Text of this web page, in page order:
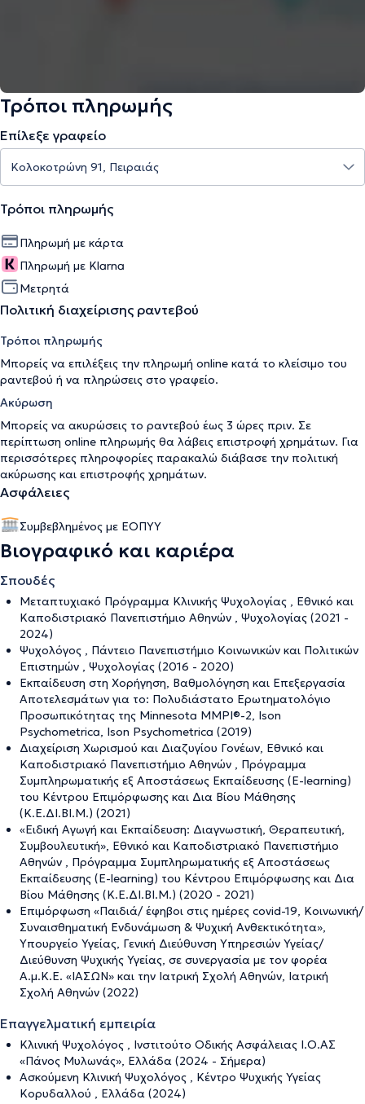
Τρόποι πληρωμής
Επίλεξε γραφείο
Τρόποι πληρωμής
Πληρωμή με κάρτα
Πληρωμή με Klarna
Μετρητά
Πολιτική διαχείρισης ραντεβού
Τρόποι πληρωμής
Μπορείς να επιλέξεις την πληρωμή online κατά το κλείσιμο του
ραντεβού ή να πληρώσεις στο γραφείο.
Ακύρωση
Μπορείς να ακυρώσεις το ραντεβού έως 3 ώρες πριν. Σε
περίπτωση online πληρωμής θα λάβεις επιστροφή χρημάτων. Για
περισσότερες πληροφορίες παρακαλώ διάβασε την πολιτική
ακύρωσης και επιστροφής χρημάτων.
Ασφάλειες
Συμβεβλημένος με ΕΟΠΥΥ
Βιογραφικό και καριέρα
Σπουδές
Μεταπτυχιακό Πρόγραμμα Κλινικής Ψυχολογίας , Εθνικό και
Καποδιστριακό Πανεπιστήμιο Αθηνών , Ψυχολογίας (2021 -
2024)
Ψυχολόγος , Πάντειο Πανεπιστήμιο Κοινωνικών και Πολιτικών
Επιστημών , Ψυχολογίας (2016 - 2020)
Εκπαίδευση στη Χορήγηση, Βαθμολόγηση και Επεξεργασία
Αποτελεσμάτων για το: Πολυδιάστατο Ερωτηματολόγιο
Προσωπικότητας της Minnesota MMPI®-2, Ison
Psychometrica, Ison Psychometrica (2019)
Διαχείριση Χωρισμού και Διαζυγίου Γονέων, Εθνικό και
Καποδιστριακό Πανεπιστήμιο Αθηνών , Πρόγραμμα
Συμπληρωματικής εξ Αποστάσεως Εκπαίδευσης (E-learning)
του Κέντρου Επιμόρφωσης και Δια Βίου Μάθησης
(Κ.Ε.ΔΙ.ΒΙ.Μ.) (2021)
«Ειδική Αγωγή και Εκπαίδευση: Διαγνωστική, Θεραπευτική,
Συμβουλευτική», Εθνικό και Καποδιστριακό Πανεπιστήμιο
Αθηνών , Πρόγραμμα Συμπληρωματικής εξ Αποστάσεως
Εκπαίδευσης (E-learning) του Κέντρου Επιμόρφωσης και Δια
Βίου Μάθησης (Κ.Ε.ΔΙ.ΒΙ.Μ.) (2020 - 2021)
Επιμόρφωση «Παιδιά/ έφηβοι στις ημέρες covid-19, Κοινωνική/
Συναισθηματική Ενδυνάμωση & Ψυχική Ανθεκτικότητα»,
Υπουργείο Υγείας, Γενική Διεύθυνση Υπηρεσιών Υγείας/
Διεύθυνση Ψυχικής Υγείας, σε συνεργασία με τον φορέα
Α.μ.Κ.Ε. «ΙΑΣΩΝ» και την Ιατρική Σχολή Αθηνών, Ιατρική
Σχολή Αθηνών (2022)
Επαγγελματική εμπειρία
Κλινική Ψυχολόγος , Ινστιτούτο Οδικής Ασφάλειας Ι.Ο.ΑΣ
«Πάνος Μυλωνάς», Ελλάδα (2024 - Σήμερα)
Ασκούμενη Κλινική Ψυχολόγος , Κέντρο Ψυχικής Υγείας
Κορυδαλλού , Ελλάδα (2024)